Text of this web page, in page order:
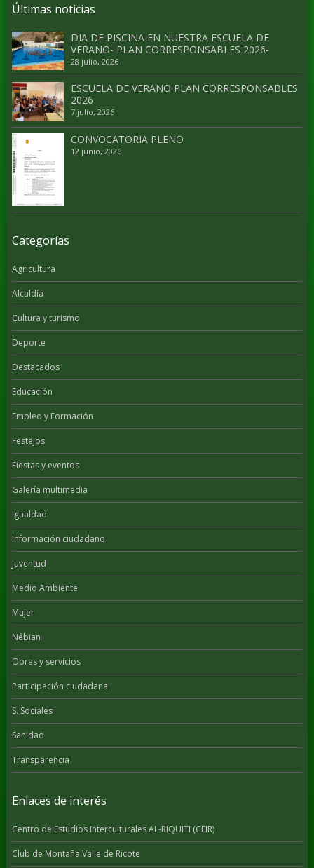
Últimas noticias
DIA DE PISCINA EN NUESTRA ESCUELA DE
VERANO- PLAN CORRESPONSABLES 2026-
28 julio, 2026
ESCUELA DE VERANO PLAN CORRESPONSABLES
2026
7 julio, 2026
CONVOCATORIA PLENO
12 junio, 2026
Categorías
Agricultura
Alcaldía
Cultura y turismo
Deporte
Destacados
Educación
Empleo y Formación
Festejos
Fiestas y eventos
Galería multimedia
Igualdad
Información ciudadano
Juventud
Medio Ambiente
Mujer
Nébian
Obras y servicios
Participación ciudadana
S. Sociales
Sanidad
Transparencia
Enlaces de interés
Centro de Estudios Interculturales AL-RIQUITI (CEIR)
Club de Montaña Valle de Ricote